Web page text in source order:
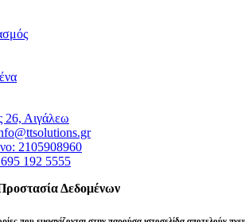
26, Αιγάλεω
2105908960
192 5555
Δεδομένων
που εμφανίζονται στην παρούσα ιστοσελίδα αποτελούν